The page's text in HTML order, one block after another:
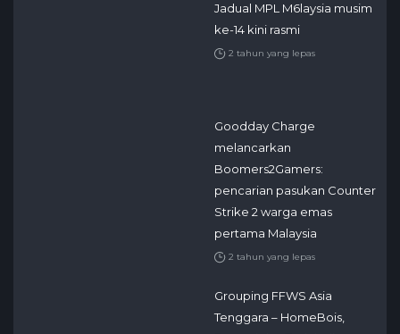
Jadual MPL M6laysia musim
ke-14 kini rasmi
2 tahun yang lepas
Goodday Charge
melancarkan
Boomers2Gamers:
pencarian pasukan Counter
Strike 2 warga emas
pertama Malaysia
2 tahun yang lepas
Grouping FFWS Asia
Tenggara – HomeBois,